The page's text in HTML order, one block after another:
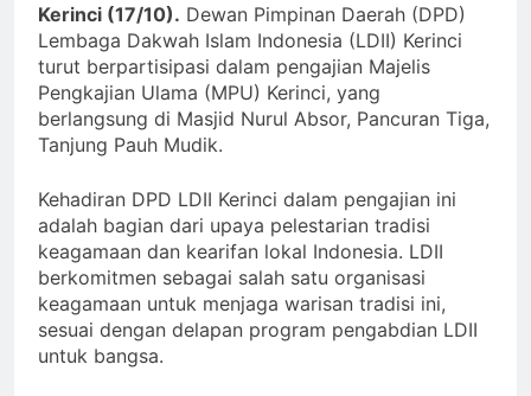
Kerinci (17/10). Dewan Pimpinan Daerah (DPD)
Lembaga Dakwah Islam Indonesia (LDII) Kerinci
turut berpartisipasi dalam pengajian Majelis
Pengkajian Ulama (MPU) Kerinci, yang
berlangsung di Masjid Nurul Absor, Pancuran Tiga,
Tanjung Pauh Mudik.
Kehadiran DPD LDII Kerinci dalam pengajian ini
adalah bagian dari upaya pelestarian tradisi
keagamaan dan kearifan lokal Indonesia. LDII
berkomitmen sebagai salah satu organisasi
keagamaan untuk menjaga warisan tradisi ini,
sesuai dengan delapan program pengabdian LDII
untuk bangsa.